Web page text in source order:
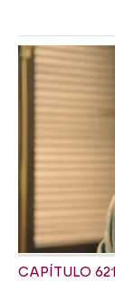
CAPÍTULO 621